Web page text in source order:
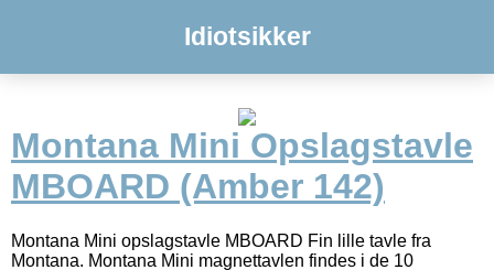
Idiotsikker
Montana Mini Opslagstavle
MBOARD (Amber 142)
Montana Mini opslagstavle MBOARD Fin lille tavle fra
Montana. Montana Mini magnettavlen findes i de 10